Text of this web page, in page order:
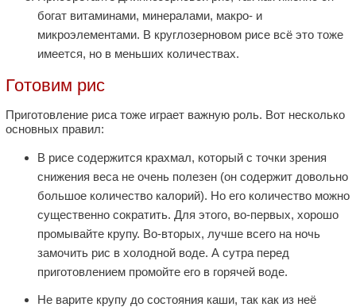
богат витаминами, минералами, макро- и
микроэлементами. В круглозерновом рисе всё это тоже
имеется, но в меньших количествах.
Готовим рис
Приготовление риса тоже играет важную роль. Вот несколько
основных правил:
В рисе содержится крахмал, который с точки зрения
снижения веса не очень полезен (он содержит довольно
большое количество калорий). Но его количество можно
существенно сократить. Для этого, во-первых, хорошо
промывайте крупу. Во-вторых, лучше всего на ночь
замочить рис в холодной воде. А сутра перед
приготовлением промойте его в горячей воде.
Не варите крупу до состояния каши, так как из неё